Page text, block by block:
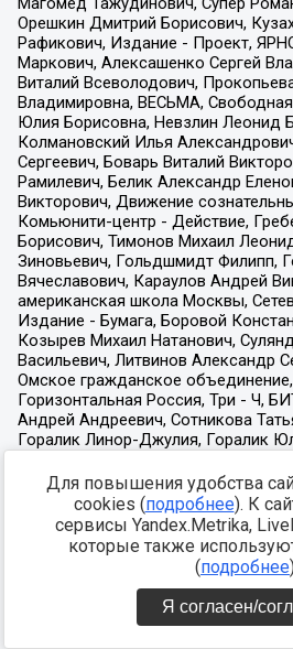
Для повышения удобства
cookies (подробнее). К
сервисы Yandex.Metrika,
которые также
(подробнее
Я согласен/